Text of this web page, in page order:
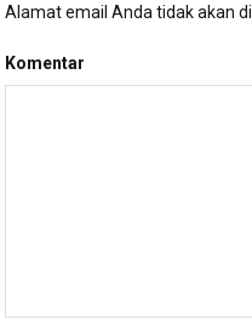
Alamat email Anda tidak akan
Komentar